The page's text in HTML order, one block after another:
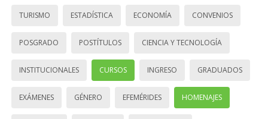
TURISMO ESTADÍSTICA ECONOMÍA CONVENIOS
POSGRADO POSTÍTULOS CIENCIA Y TECNOLOGÍA
INSTITUCIONALES CURSOS INGRESO GRADUADOS
EXÁMENES GÉNERO EFEMÉRIDES HOMENAJES